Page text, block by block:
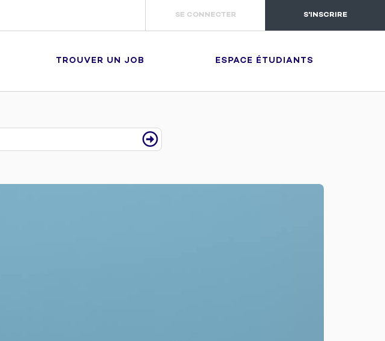
SE CONNECTER S'INSCRIRE
TROUVER UN JOB ESPACE ÉTUDIANTS